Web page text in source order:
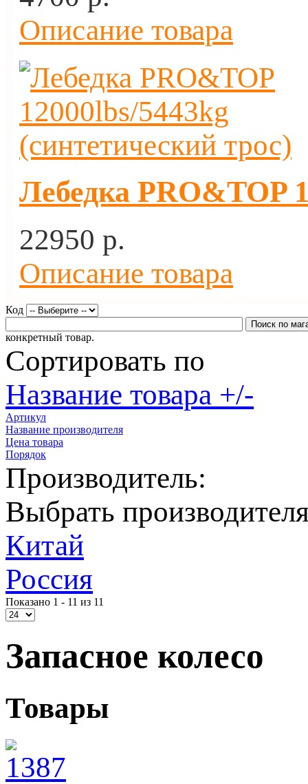
Описание товара
Лебедка PRO&TOP
22950 p.
Описание товара
Код
конкретный товар.
Сортировать по
Название товара +/-
Артикул
Название производителя
Цена товара
Порядок
Производитель:
Выбрать
Китай
Россия
Показано 1 - 11 из 11
Запасное колесо
Товары